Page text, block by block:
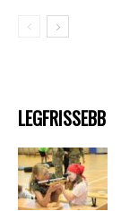
LEGFRISSEBB